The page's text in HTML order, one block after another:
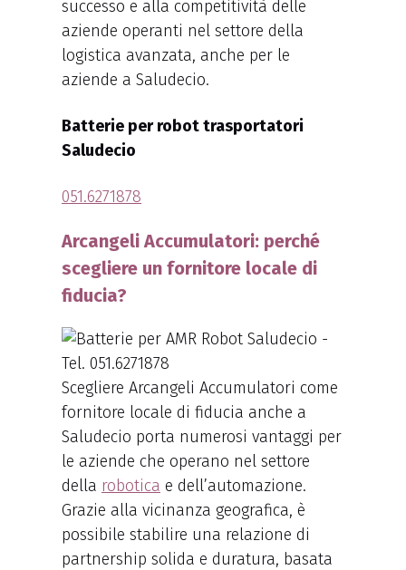
successo e alla competitività delle
aziende operanti nel settore della
logistica avanzata, anche per le
aziende a Saludecio.
Batterie per robot trasportatori
Saludecio
051.6271878
Arcangeli Accumulatori: perché
scegliere un fornitore locale di
fiducia?
Scegliere Arcangeli Accumulatori come
fornitore locale di fiducia anche a
Saludecio porta numerosi vantaggi per
le aziende che operano nel settore
della robotica e dell’automazione.
Grazie alla vicinanza geografica, è
possibile stabilire una relazione di
partnership solida e duratura, basata